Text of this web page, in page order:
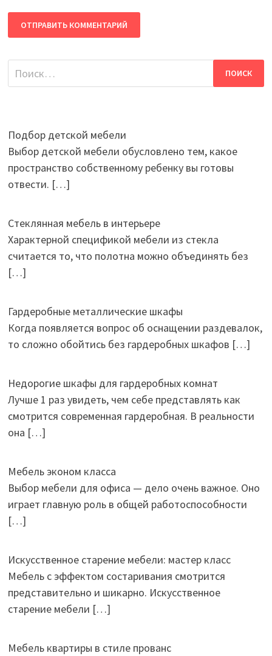
Найти:
Подбор детской мебели
Выбор детской мебели обусловлено тем, какое
пространство собственному ребенку вы готовы
отвести. […]
Стеклянная мебель в интерьере
Характерной спецификой мебели из стекла
считается то, что полотна можно объединять без
[…]
Гардеробные металлические шкафы
Когда появляется вопрос об оснащении раздевалок,
то сложно обойтись без гардеробных шкафов […]
Недорогие шкафы для гардеробных комнат
Лучше 1 раз увидеть, чем себе представлять как
смотрится современная гардеробная. В реальности
она […]
Мебель эконом класса
Выбор мебели для офиса — дело очень важное. Оно
играет главную роль в общей работоспособности
[…]
Искусственное старение мебели: мастер класс
Мебель с эффектом состаривания смотрится
представительно и шикарно. Искусственное
старение мебели […]
Мебель квартиры в стиле прованс